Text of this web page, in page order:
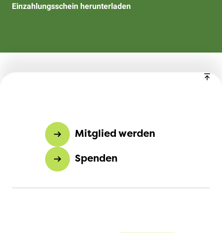
Einzahlungsschein herunterladen
Mitglied werden
Spenden